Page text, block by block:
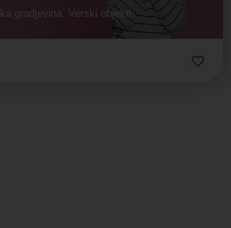
gradjevina, Verski objekti